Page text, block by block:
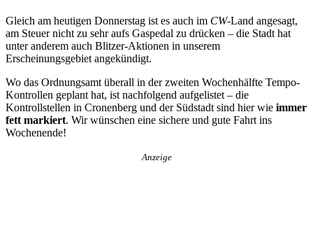
Gleich am heutigen Donnerstag ist es auch im CW-Land angesagt,
am Steuer nicht zu sehr aufs Gaspedal zu drücken – die Stadt hat
unter anderem auch Blitzer-Aktionen in unserem
Erscheinungsgebiet angekündigt.
Wo das Ordnungsamt überall in der zweiten Wochenhälfte Tempo-
Kontrollen geplant hat, ist nachfolgend aufgelistet – die
Kontrollstellen in Cronenberg und der Südstadt sind hier wie immer
fett markiert. Wir wünschen eine sichere und gute Fahrt ins
Wochenende!
Anzeige